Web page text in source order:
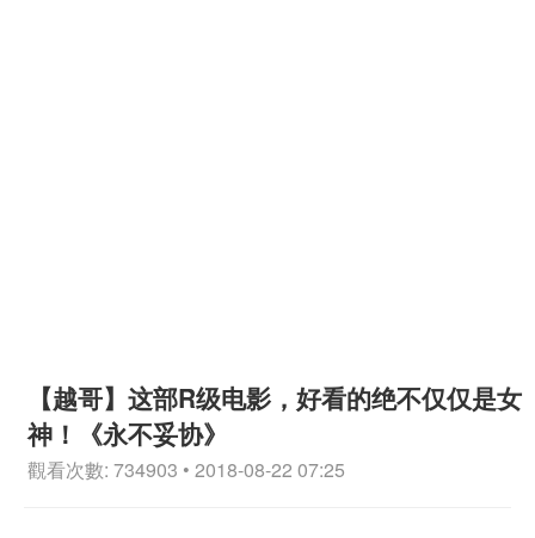
【越哥】这部R级电影，好看的绝不仅仅是女
神！《永不妥协》
觀看次數: 734903 • 2018-08-22 07:25